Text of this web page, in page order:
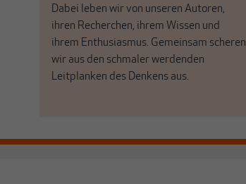
Dabei leben wir von unseren Autoren,
ihren Recherchen, ihrem Wissen und
ihrem Enthusiasmus. Gemeinsam scheren
wir aus den schmaler werdenden
Leitplanken des Denkens aus.